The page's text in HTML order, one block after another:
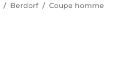
Berdorf Coupe homme